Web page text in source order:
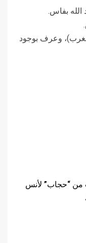
بفاس.
وعرف بوجود
من “حجاب” لأنس